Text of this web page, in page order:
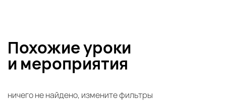
Похожие уроки
и мероприятия
ничего не найдено, измените фильтры